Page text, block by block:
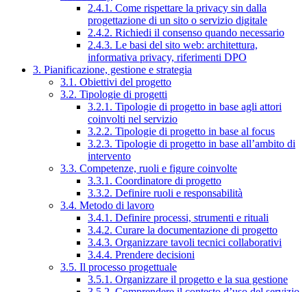
2.4.1. Come rispettare la privacy sin dalla
progettazione di un sito o servizio digitale
2.4.2. Richiedi il consenso quando necessario
2.4.3. Le basi del sito web: architettura,
informativa privacy, riferimenti DPO
3. Pianificazione, gestione e strategia
3.1. Obiettivi del progetto
3.2. Tipologie di progetti
3.2.1. Tipologie di progetto in base agli attori
coinvolti nel servizio
3.2.2. Tipologie di progetto in base al focus
3.2.3. Tipologie di progetto in base all’ambito di
intervento
3.3. Competenze, ruoli e figure coinvolte
3.3.1. Coordinatore di progetto
3.3.2. Definire ruoli e responsabilità
3.4. Metodo di lavoro
3.4.1. Definire processi, strumenti e rituali
3.4.2. Curare la documentazione di progetto
3.4.3. Organizzare tavoli tecnici collaborativi
3.4.4. Prendere decisioni
3.5. Il processo progettuale
3.5.1. Organizzare il progetto e la sua gestione